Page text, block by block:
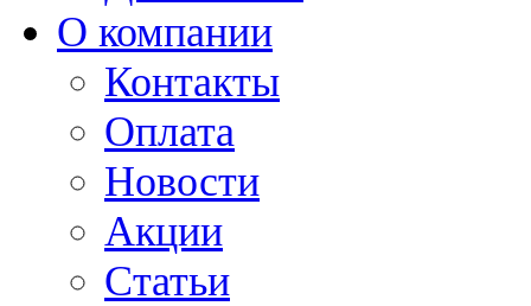
О компании
Контакты
Оплата
Новости
Акции
Статьи